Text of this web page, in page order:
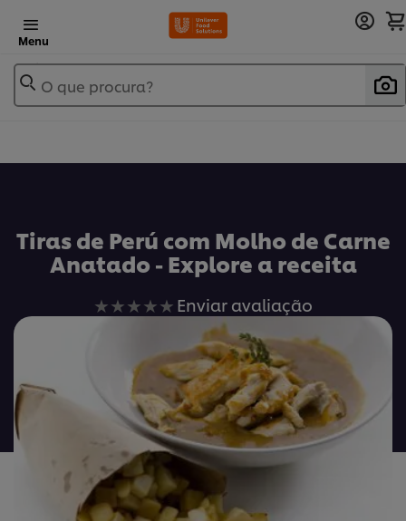
Menu
O que procura?
Tiras de Perú com Molho de Carne
Anatado - Explore a receita
Nenhuma
avaliação
enviada
para
este
recipe
Enviar avaliação